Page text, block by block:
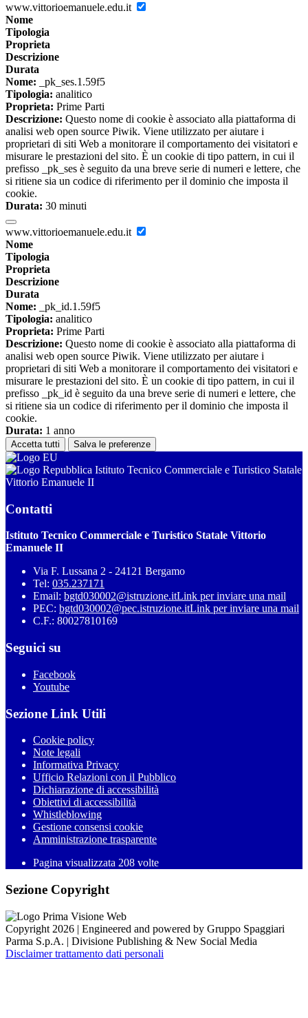
www.vittorioemanuele.edu.it
Nome
Tipologia
Proprieta
Descrizione
Durata
Nome: _pk_ses.1.59f5
Tipologia: analitico
Proprieta: Prime Parti
Descrizione: Questo nome di cookie è associato alla piattaforma di
analisi web open source Piwik. Viene utilizzato per aiutare i
proprietari di siti Web a monitorare il comportamento dei visitatori e
misurare le prestazioni del sito. È un cookie di tipo pattern, in cui il
prefisso _pk_ses è seguito da una breve serie di numeri e lettere, che
si ritiene sia un codice di riferimento per il dominio che imposta il
cookie.
Durata: 30 minuti
www.vittorioemanuele.edu.it
Nome
Tipologia
Proprieta
Descrizione
Durata
Nome: _pk_id.1.59f5
Tipologia: analitico
Proprieta: Prime Parti
Descrizione: Questo nome di cookie è associato alla piattaforma di
analisi web open source Piwik. Viene utilizzato per aiutare i
proprietari di siti Web a monitorare il comportamento dei visitatori e
misurare le prestazioni del sito. È un cookie di tipo pattern, in cui il
prefisso _pk_id è seguito da una breve serie di numeri e lettere, che
si ritiene sia un codice di riferimento per il dominio che imposta il
cookie.
Durata: 1 anno
Accetta tutti Salva le preferenze
Istituto Tecnico Commerciale e Turistico Statale
Vittorio Emanuele II
Contatti
Istituto Tecnico Commerciale e Turistico Statale Vittorio
Emanuele II
Via F. Lussana 2 - 24121 Bergamo
Tel: 035.237171
Email: bgtd030002@istruzione.itLink per inviare una mail
PEC: bgtd030002@pec.istruzione.itLink per inviare una mail
C.F.: 80027810169
Seguici su
Facebook
Youtube
Sezione Link Utili
Cookie policy
Note legali
Informativa Privacy
Ufficio Relazioni con il Pubblico
Dichiarazione di accessibilità
Obiettivi di accessibilità
Whistleblowing
Gestione consensi cookie
Amministrazione trasparente
Pagina visualizzata 208 volte
Sezione Copyright
Copyright 2026 | Engineered and powered by Gruppo Spaggiari
Parma S.p.A. | Divisione Publishing & New Social Media
Disclaimer trattamento dati personali